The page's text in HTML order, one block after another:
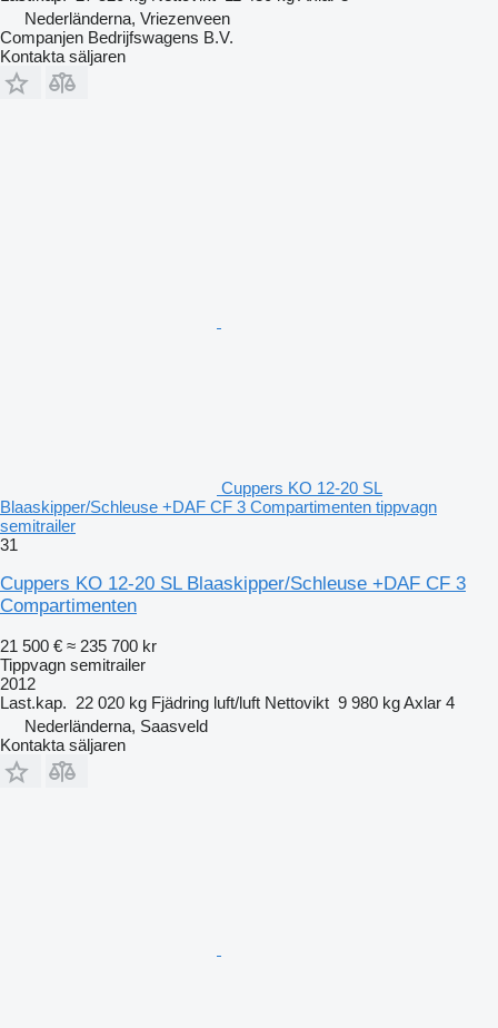
Nederländerna, Vriezenveen
Companjen Bedrijfswagens B.V.
Kontakta säljaren
Cuppers KO 12-20 SL
Blaaskipper/Schleuse +DAF CF 3 Compartimenten tippvagn
semitrailer
31
Cuppers KO 12-20 SL Blaaskipper/Schleuse +DAF CF 3
Compartimenten
21 500 € ≈ 235 700 kr
Tippvagn semitrailer
2012
Last.kap. 22 020 kg Fjädring luft/luft Nettovikt 9 980 kgAxlar 4
Nederländerna, Saasveld
Kontakta säljaren